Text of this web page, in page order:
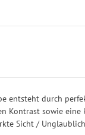
entsteht durch
Kontrast sowie
Sicht /